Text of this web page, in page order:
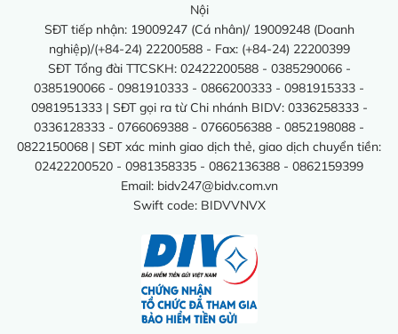
Nội
SĐT tiếp nhận: 19009247 (Cá nhân)/ 19009248 (Doanh
nghiệp)/(+84-24) 22200588 - Fax: (+84-24) 22200399
SĐT Tổng đài TTCSKH: 02422200588 - 0385290066 -
0385190066 - 0981910333 - 0866200333 - 0981915333 -
0981951333 | SĐT gọi ra từ Chi nhánh BIDV: 0336258333 -
0336128333 - 0766069388 - 0766056388 - 0852198088 -
0822150068 | SĐT xác minh giao dịch thẻ, giao dịch chuyển tiền:
02422200520 - 0981358335 - 0862136388 - 0862159399
Email: bidv247@bidv.com.vn
Swift code: BIDVVNVX